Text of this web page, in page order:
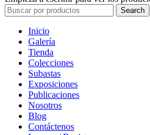
Search
Inicio
Galería
Tienda
Colecciones
Subastas
Exposiciones
Publicaciones
Nosotros
Blog
Contáctenos